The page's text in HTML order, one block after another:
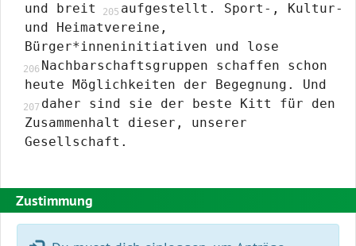
und breit
aufgestellt. Sport-, Kultur-
und Heimatvereine,
Bürger*inneninitiativen und lose
Nachbarschaftsgruppen schaffen schon
heute Möglichkeiten der Begegnung. Und
daher sind sie der beste Kitt für den
Zusammenhalt dieser, unserer
Gesellschaft.
Zustimmung